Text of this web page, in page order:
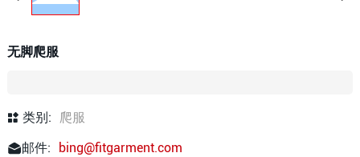
无脚爬服
类别:
爬服
邮件:
bing@fitgarment.com